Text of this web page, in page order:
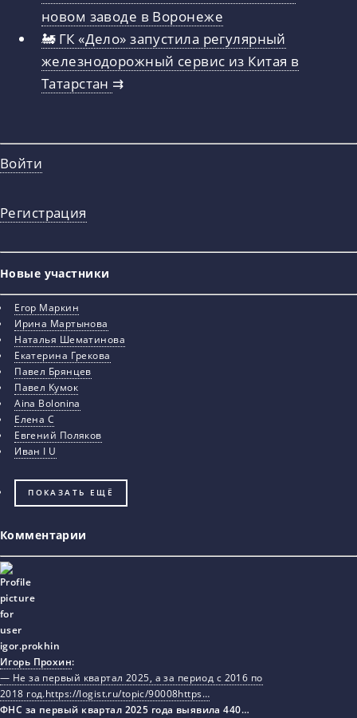
новом заводе в Воронеже
🚂 ГК «Дело» запустила регулярный
железнодорожный сервис из Китая в
Татарстан ⇉
Войти
Регистрация
Новые участники
Егор Маркин
Ирина Мартынова
Наталья Шематинова
Екатерина Грекова
Павел Брянцев
Павел Кумок
Aina Bolonina
Елена С
Евгений Поляков
Иван I U
ПОКАЗАТЬ ЕЩЁ
Комментарии
Игорь Прохин:
— Не за первый квартал 2025, а за период с 2016 по
2018 год.https://logist.ru/topic/90008https…
ФНС за первый квартал 2025 года выявила 440…